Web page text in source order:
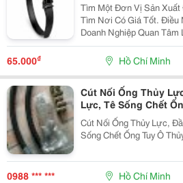
Tìm Một Đơn Vị Sản Xuất
Tìm Nơi Có Giá Tốt. Điều
Doanh Nghiệp Quan Tâm
Phẩm, Duy Trì Nguồn
Khi Làm Việc Trực Tiếp
65.000₫ Hồ Chí Minh
Cút Nối Ống Thủy
Lực, Tê Sống Chết
Cút Nối Ống Thủy Lực,
0988 *** *** Hồ Chí Minh